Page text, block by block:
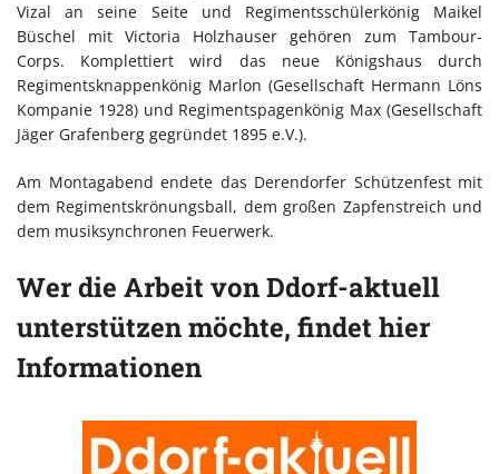
Vizal an seine Seite und Regimentsschülerkönig Maikel
Büschel mit Victoria Holzhauser gehören zum Tambour-
Corps. Komplettiert wird das neue Königshaus durch
Regimentsknappenkönig Marlon (Gesellschaft Hermann Löns
Kompanie 1928) und Regimentspagenkönig Max (Gesellschaft
Jäger Grafenberg gegründet 1895 e.V.).
Am Montagabend endete das Derendorfer Schützenfest mit
dem Regimentskrönungsball, dem großen Zapfenstreich und
dem musiksynchronen Feuerwerk.
Wer die Arbeit von Ddorf-aktuell
unterstützen möchte, findet hier
Informationen